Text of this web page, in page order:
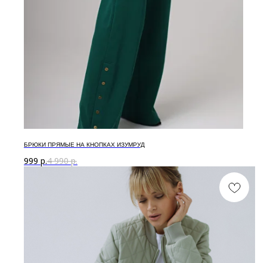
БРЮКИ ПРЯМЫЕ НА КНОПКАХ ИЗУМРУД
999 р.4 990 р.